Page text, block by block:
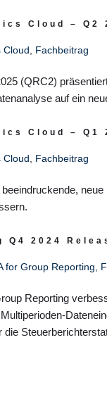
Cloud – Q2
Cloud , Fachbeitrag
(QRC2)
auf ein
Cloud – Q1
Cloud , Fachbeitrag
Q4 2024
for Group Reporting,
Reporting